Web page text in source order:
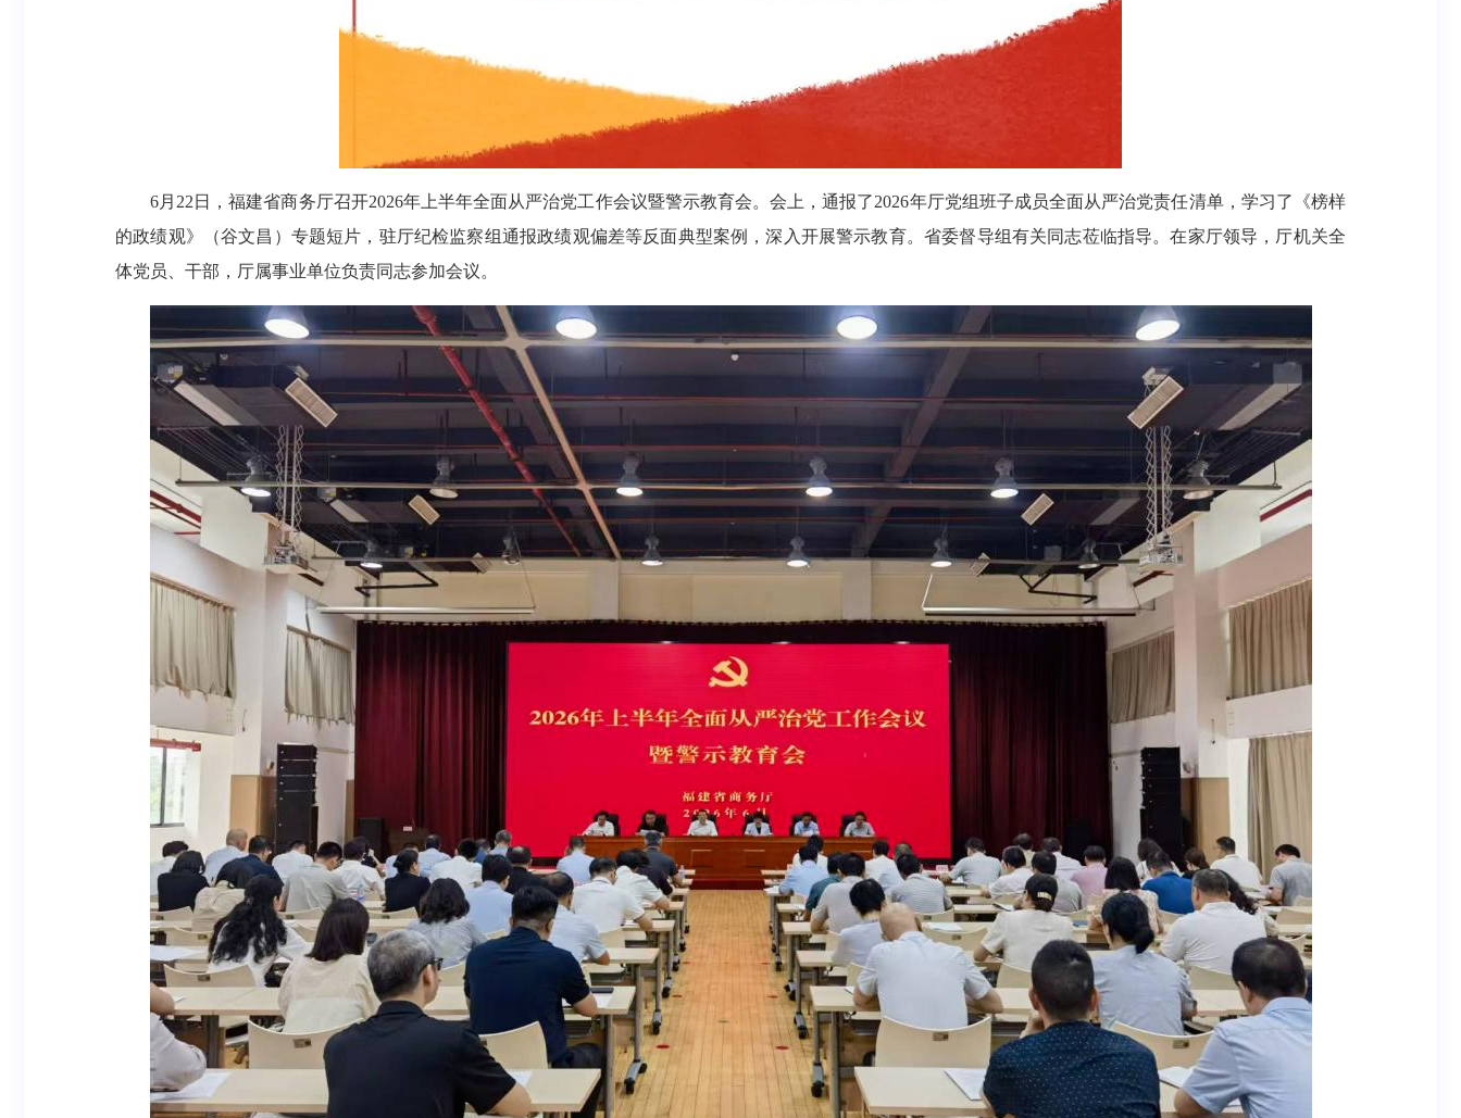
6月22日，福建省商务厅召开2026年上半年全面从严治党工作会议暨警示教育会。会上，通报了2026年厅党组班子成员全面从严治党责任清单，学习了《榜样
的政绩观》（谷文昌）专题短片，驻厅纪检监察组通报政绩观偏差等反面典型案例，深入开展警示教育。省委督导组有关同志莅临指导。在家厅领导，厅机关全
体党员、干部，厅属事业单位负责同志参加会议。